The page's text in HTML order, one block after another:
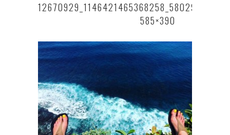
585×390